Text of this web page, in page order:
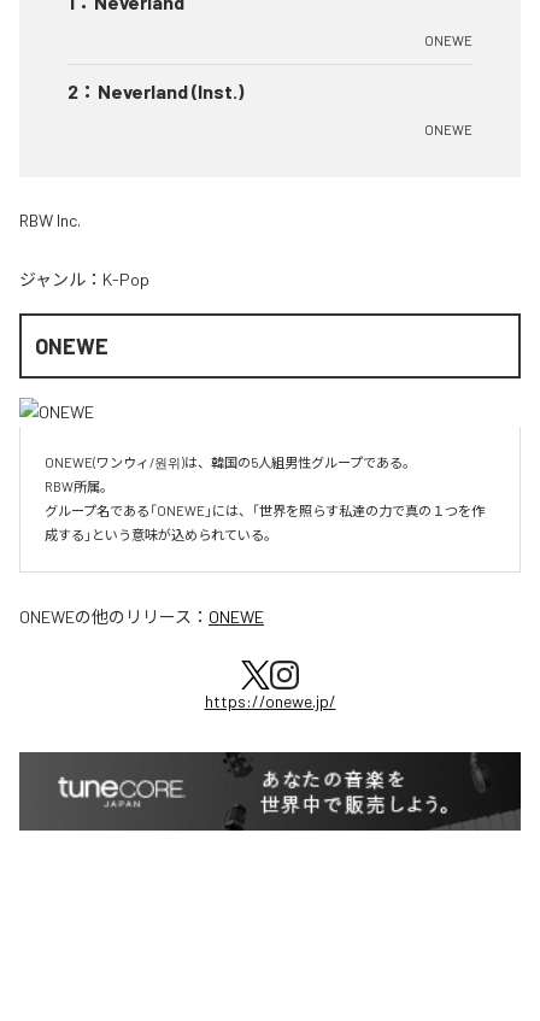
ONEWE
2 ： Neverland (Inst.)
ONEWE
RBW Inc.
ジャンル： K-Pop
ONEWE
ONEWE(ワンウィ/원위)は、韓国の5人組男性グループである。
RBW所属。
グループ名である「ONEWE」には、「世界を照らす私達の力で真の１つを作
成する」という意味が込められている。
ONEWEの他のリリース： ONEWE
https://onewe.jp/